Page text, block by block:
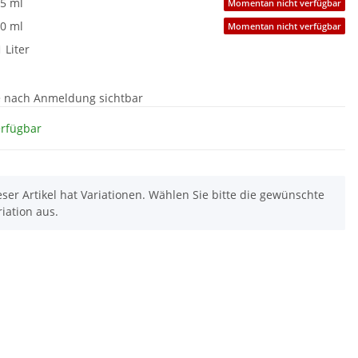
Momentan nicht verfügbar
ml Momentan nicht verfügbar
Liter
nach Anmeldung sichtbar
Artikel hat Variationen. Wählen Sie bitte die gewünschte
aus.